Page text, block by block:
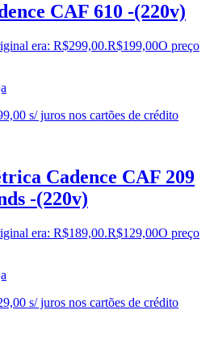
CAF 610 -(220v)
era: R$299,00.R$199,00O preço
s/ juros nos cartões de crédito
Cadence CAF 209
-(220v)
era: R$189,00.R$129,00O preço
s/ juros nos cartões de crédito